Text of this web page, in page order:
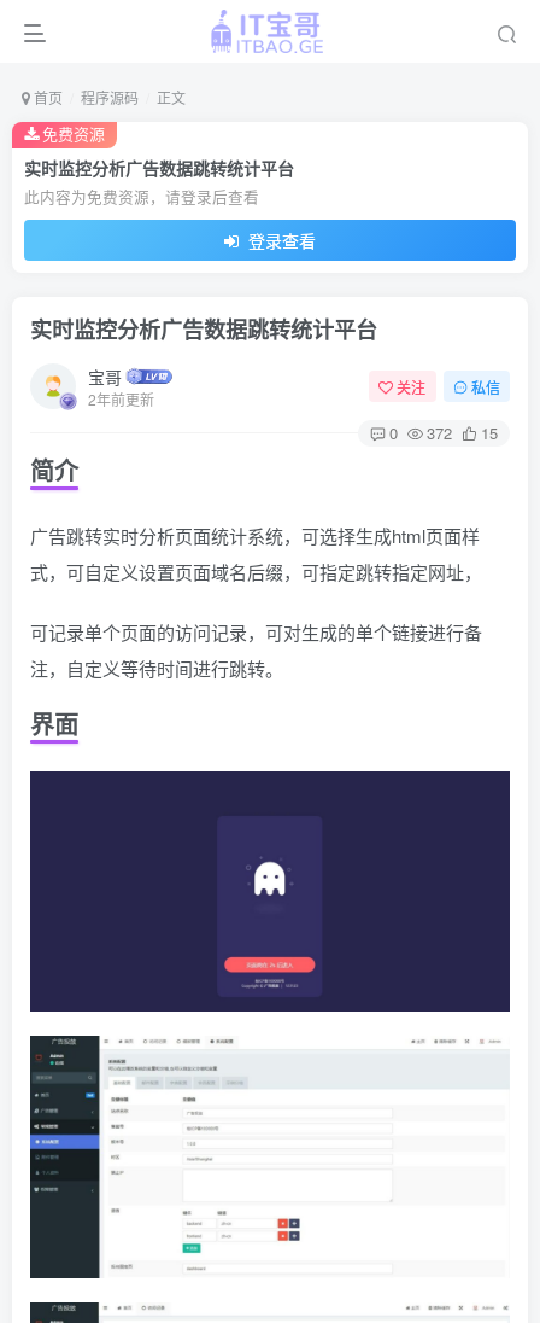
首页 程序源码 正文
实时监控分析广告数据跳转统计平台
此内容为免费资源，请登录后查看
登录查看
免费资源
实时监控分析广告数据跳转统计平台
宝哥
2年前更新
关注 私信
0 372 15
简介
广告跳转实时分析页面统计系统，可选择生成html页面样
式，可自定义设置页面域名后缀，可指定跳转指定网址，
可记录单个页面的访问记录，可对生成的单个链接进行备
注，自定义等待时间进行跳转。
界面